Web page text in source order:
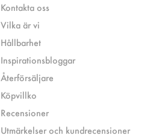
Kontakta oss
Vilka är vi
Hållbarhet
Inspirationsbloggar
Återförsäljare
Köpvillko
Recensioner
Utmärkelser och kundrecensioner